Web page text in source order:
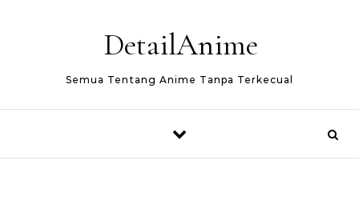
DetailAnime
Semua Tentang Anime Tanpa Terkecual